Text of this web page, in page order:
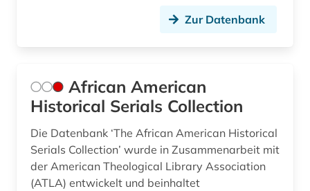
encyclopädie (1)
englisch (161)
englisch deutsch wörterbuch (1)
Zur Datenbank
African American
Historical Serials Collection
Die Datenbank ‘The African American Historical
Serials Collection’ wurde in Zusammenarbeit mit
der American Theological Library Association
(ATLA) entwickelt und beinhaltet